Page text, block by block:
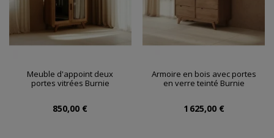
Meuble d'appoint deux
portes vitrées Burnie
850,00 €
Armoire en bois avec portes
en verre teinté Burnie
1 625,00 €